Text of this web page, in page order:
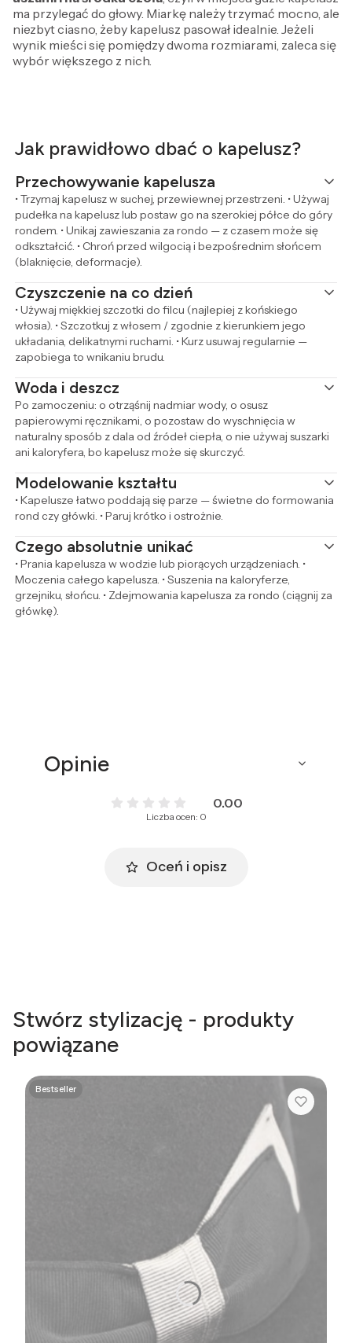
ma przylegać do głowy. Miarkę należy trzymać mocno, ale
niezbyt ciasno, żeby kapelusz pasował idealnie. Jeżeli
wynik mieści się pomiędzy dwoma rozmiarami, zaleca się
wybór większego z nich.
Jak prawidłowo dbać o kapelusz?
Przechowywanie kapelusza
• Trzymaj kapelusz w suchej, przewiewnej przestrzeni. • Używaj
pudełka na kapelusz lub postaw go na szerokiej półce do góry
rondem. • Unikaj zawieszania za rondo — z czasem może się
odkształcić. • Chroń przed wilgocią i bezpośrednim słońcem
(blaknięcie, deformacje).
Czyszczenie na co dzień
• Używaj miękkiej szczotki do filcu (najlepiej z końskiego
włosia). • Szczotkuj z włosem / zgodnie z kierunkiem jego
układania, delikatnymi ruchami. • Kurz usuwaj regularnie —
zapobiega to wnikaniu brudu.
Woda i deszcz
Po zamoczeniu: o otrząśnij nadmiar wody, o osusz
papierowymi ręcznikami, o pozostaw do wyschnięcia w
naturalny sposób z dala od źródeł ciepła, o nie używaj suszarki
ani kaloryfera, bo kapelusz może się skurczyć.
Modelowanie kształtu
• Kapelusze łatwo poddają się parze — świetne do formowania
rond czy główki. • Paruj krótko i ostrożnie.
Czego absolutnie unikać
• Prania kapelusza w wodzie lub piorących urządzeniach. •
Moczenia całego kapelusza. • Suszenia na kaloryferze,
grzejniku, słońcu. • Zdejmowania kapelusza za rondo (ciągnij za
główkę).
Opinie
0.00
Liczba ocen: 0
Oceń i opisz
Stwórz stylizację - produkty
powiązane
Bestseller